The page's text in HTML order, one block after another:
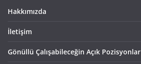
Hakkımızda
İletişim
Gönüllü Çalışabileceğin Açık Pozisyonlar